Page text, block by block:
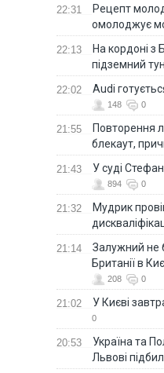
22:31
Рецепт
омолоджує
22:13
На кордоні з
підземний
22:02 Audi
148 0
21:55
Повторення
блекаут,
21:43 У суді
894 0
21:32
Мудрик
21:14
Залужний не
Британії в
208 0
21:02 У Києві
0
20:53
Україна та
Львові